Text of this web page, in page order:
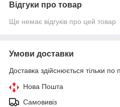
Відгуки про товар
Ще немає відгуків про цей товар
Умови доставки
Доставка здійснюється тільки по
Нова Пошта
Самовивіз